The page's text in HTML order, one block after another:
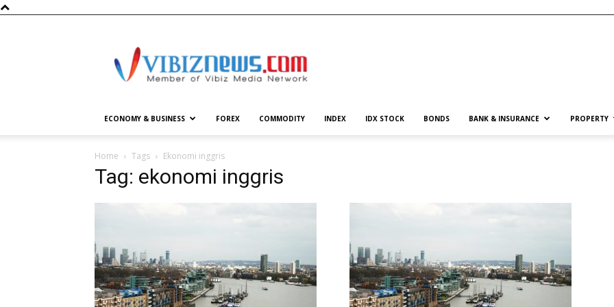
ECONOMY & BUSINESS FOREX COMMODITY INDEX IDX STOCK BONDS BANK & INSURANCE PROPERTY
Home Tags Ekonomi inggris
Tag: ekonomi inggris